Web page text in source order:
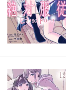
ポイント